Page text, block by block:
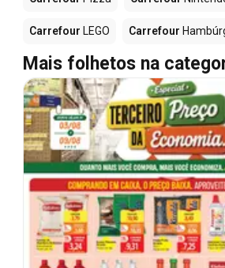
Carrefour LEGO Carrefour
Mais folhetos na